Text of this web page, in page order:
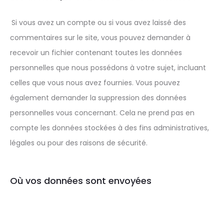
Si vous avez un compte ou si vous avez laissé des
commentaires sur le site, vous pouvez demander à
recevoir un fichier contenant toutes les données
personnelles que nous possédons à votre sujet, incluant
celles que vous nous avez fournies. Vous pouvez
également demander la suppression des données
personnelles vous concernant. Cela ne prend pas en
compte les données stockées à des fins administratives,
légales ou pour des raisons de sécurité.
Où vos données sont envoyées